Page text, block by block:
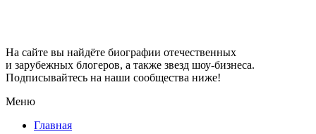
На сайте вы найдёте биографии отечественных
и зарубежных блогеров, а также звезд шоу-бизнеса.
Подписывайтесь на наши сообщества ниже!
Меню
Главная